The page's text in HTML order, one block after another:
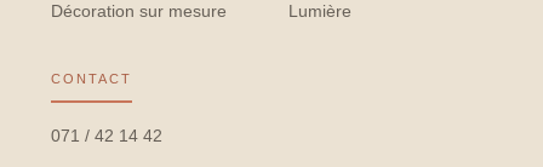
Décoration sur mesure Lumière
CONTACT
071 / 42 14 42